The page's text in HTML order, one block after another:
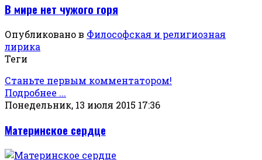
В мире нет чужого горя
Опубликовано в Философская и религиозная
лирика
Теги
Станьте первым комментатором!
Подробнее ...
Понедельник, 13 июля 2015 17:36
Материнское сердце